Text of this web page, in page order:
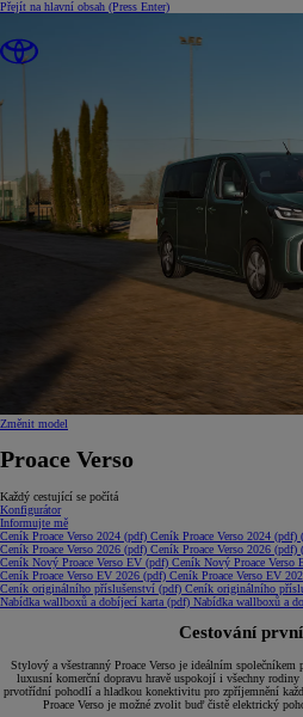
Přejít na hlavní obsah (Press Enter)
Změnit model
Proace Verso
Každý cestující se počítá
Konfigurátor
Informujte mě
Ceník Proace Verso 2024 (pdf) Ceník Proace Verso 2024 (pdf)
Ceník Proace Verso 2026 (pdf) Ceník Proace Verso 2026 (pdf)
Ceník Nový Proace Verso EV (pdf) Ceník Nový Proace Verso
Ceník Proace Verso EV 2026 (pdf) Ceník Proace Verso EV
Ceník originálního příslušenství (pdf) Ceník originálního
Nabídka wallboxů a dobíjecí karta (pdf) Nabídka wallboxů a
Cestování
Stylový a všestranný Proace Verso je ideálním
luxusní komerční dopravu hravě uspokojí i všechny
prvotřídní pohodlí a hladkou konektivitu pro zpříjemnění
Proace Verso je možné zvolit buď čistě elektrický